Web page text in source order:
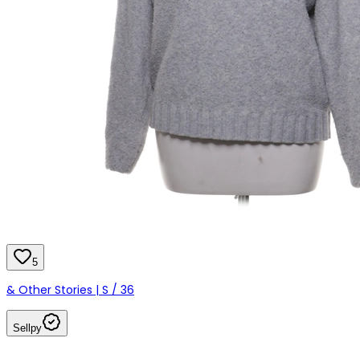
5
& Other Stories | S / 36
Sellpy